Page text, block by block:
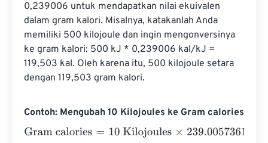
0,239006 untuk mendapatkan nilai ekuivalen
dalam gram kalori. Misalnya, katakanlah Anda
memiliki 500 kilojoule dan ingin mengonversinya
ke gram kalori: 500 kJ * 0,239006 kal/kJ =
119,503 kal. Oleh karena itu, 500 kilojoule setara
dengan 119,503 gram kalori.
Contoh: Mengubah 10 Kilojoules ke Gram calories
Gram calories=10 Kilojoules×239.00573614=